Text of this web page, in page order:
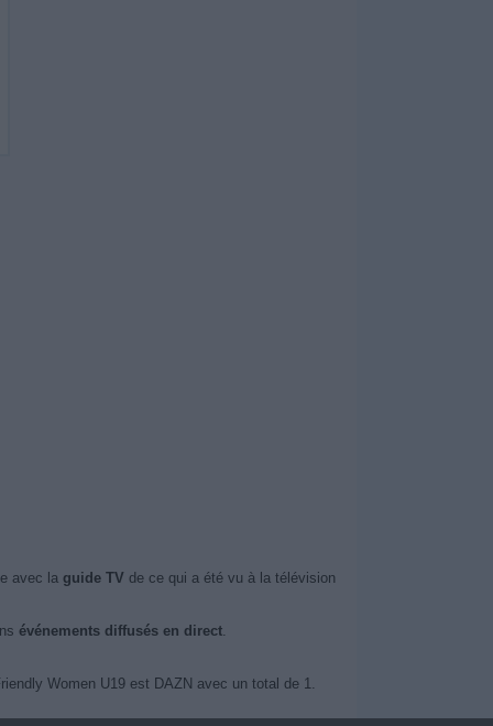
avec la guide TV de ce qui a été vu à la télévision
événements diffusés en direct.
Women U19 est DAZN avec un total de 1.